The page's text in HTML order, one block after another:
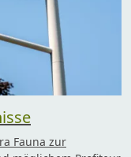
Fauna zur